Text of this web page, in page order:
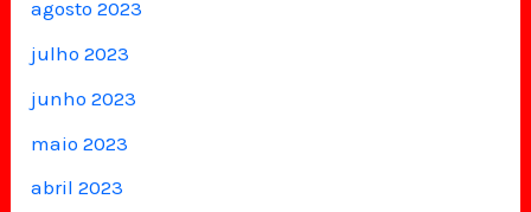
agosto 2023
julho 2023
junho 2023
maio 2023
abril 2023